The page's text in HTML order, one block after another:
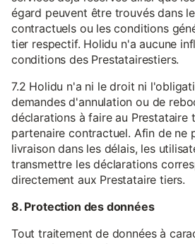
égard peuvent être trouvés dans
contractuels ou les conditions
tier respectif. Holidu n'a aucune
conditions des Prestatairestiers.
7.2 Holidu n'a ni le droit ni
demandes d'annulation ou de
déclarations à faire au Prestataire
partenaire contractuel. Afin de ne
livraison dans les délais, les
transmettre les déclarations
directement aux Prestataire tiers.
8. Protection des données
Tout traitement de données à